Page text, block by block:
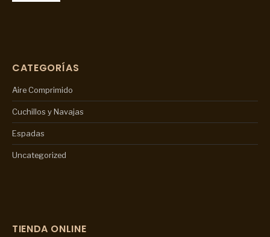
CATEGORÍAS
Aire Comprimido
Cuchillos y Navajas
Espadas
Uncategorized
TIENDA ONLINE